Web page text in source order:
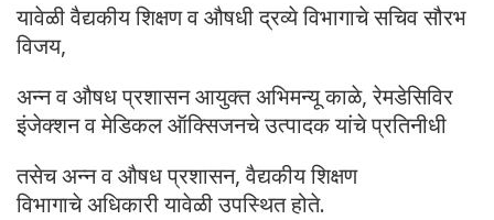
यावेळी वैद्यकीय शिक्षण व औषधी द्रव्ये विभागाचे सचिव सौरभ
विजय,
अन्न व औषध प्रशासन आयुक्त अभिमन्यू काळे, रेमडेसिविर
इंजेक्शन व मेडिकल ऑक्सिजनचे उत्पादक यांचे प्रतिनीधी
तसेच अन्न व औषध प्रशासन, वैद्यकीय शिक्षण
विभागाचे अधिकारी यावेळी उपस्थित होते.